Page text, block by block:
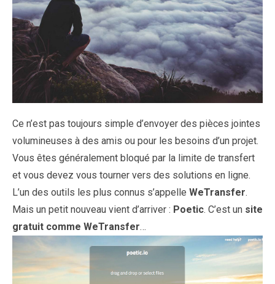
Ce n’est pas toujours simple d’envoyer des pièces jointes
volumineuses à des amis ou pour les besoins d’un projet.
Vous êtes généralement bloqué par la limite de transfert
et vous devez vous tourner vers des solutions en ligne.
L’un des outils les plus connus s’appelle WeTransfer.
Mais un petit nouveau vient d’arriver : Poetic. C’est un site
gratuit comme WeTransfer…